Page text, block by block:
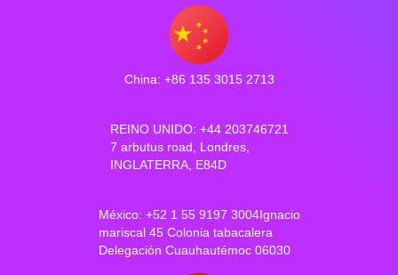
China: +86 135 3015 2713
REINO UNIDO: +44 203746721
7 arbutus road, Londres,
INGLATERRA, E84D
México: +52 1 55 9197 3004Ignacio
mariscal 45 Colonia tabacalera
Delegación Cuauhautémoc 06030